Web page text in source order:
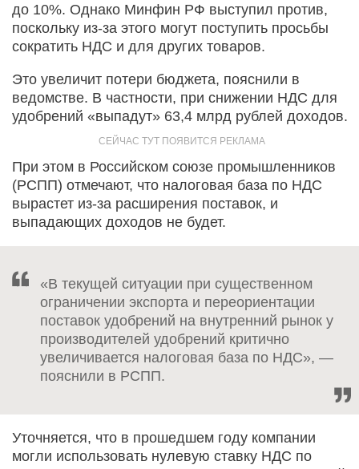
до 10%. Однако Минфин РФ выступил против,
поскольку из-за этого могут поступить просьбы
сократить НДС и для других товаров.
Это увеличит потери бюджета, пояснили в
ведомстве. В частности, при снижении НДС для
удобрений «выпадут» 63,4 млрд рублей доходов.
При этом в Российском союзе промышленников
(РСПП) отмечают, что налоговая база по НДС
вырастет из-за расширения поставок, и
выпадающих доходов не будет.
«В текущей ситуации при существенном
ограничении экспорта и переориентации
поставок удобрений на внутренний рынок у
производителей удобрений критично
увеличивается налоговая база по НДС», —
пояснили в РСПП.
Уточняется, что в прошедшем году компании
могли использовать нулевую ставку НДС по